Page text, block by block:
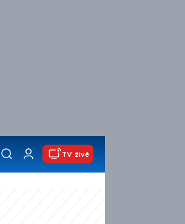
TV živě